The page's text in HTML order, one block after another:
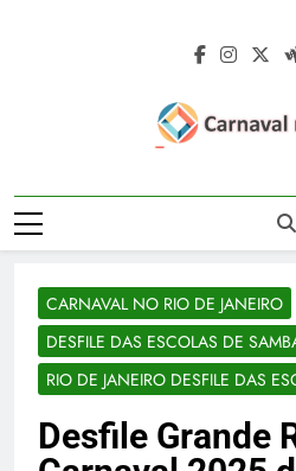
2027
Das
Rua 2027 –
Samba –
Rainhas De
CARNAVAL NO RIO DE JANEIRO
DESFILE DAS ESCOLAS DE
RIO DE JANEIRO DESFILE DAS
Desfile Grande